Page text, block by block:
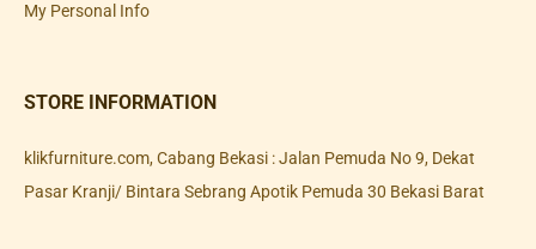
My Personal Info
STORE INFORMATION
klikfurniture.com, Cabang Bekasi : Jalan Pemuda No 9, Dekat
Pasar Kranji/ Bintara Sebrang Apotik Pemuda 30 Bekasi Barat